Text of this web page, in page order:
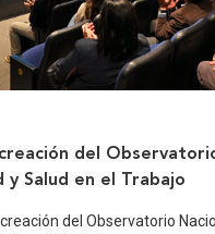
del
y Salud en el Trabajo
del Observatorio